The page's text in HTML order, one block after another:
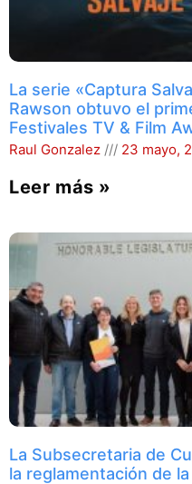
La serie «Captura
Rawson obtuvo el
Festivales TV & Film
Raul Gonzalez 23 mayo,
Leer más »
La Subsecretaria de
la reglamentación de